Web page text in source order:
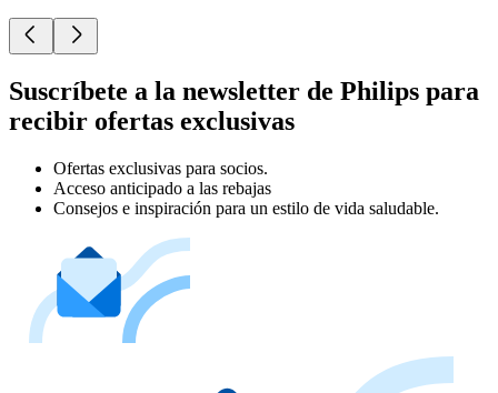
Suscríbete a la newsletter de Philips para
recibir ofertas exclusivas
Ofertas exclusivas para socios.
Acceso anticipado a las rebajas
Consejos e inspiración para un estilo de vida saludable.